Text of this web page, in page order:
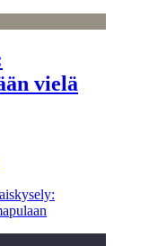
vielä